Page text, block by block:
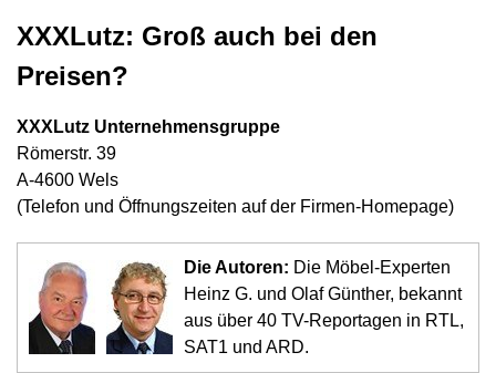
XXXLutz: Groß auch bei den
Preisen?
XXXLutz Unternehmensgruppe
Römerstr. 39
A-4600 Wels
(Telefon und Öffnungszeiten auf der Firmen-Homepage)
Die Autoren: Die Möbel-Experten
Heinz G. und Olaf Günther, bekannt
aus über 40 TV-Reportagen in RTL,
SAT1 und ARD.